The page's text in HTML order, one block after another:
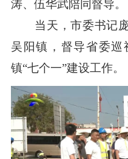
涛、伍华武陪同督导。
当天，市委书记庞
吴阳镇，督导省委
镇“七个一”建设工作。